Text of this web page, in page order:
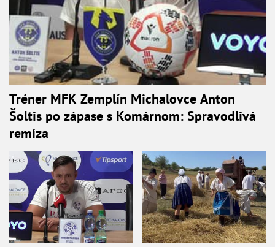
Tréner MFK Zemplín Michalovce Anton
Šoltis po zápase s Komárnom: Spravodlivá
remíza